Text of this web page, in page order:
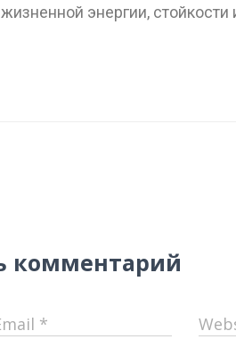
энергии, стойкости
комментарий
*